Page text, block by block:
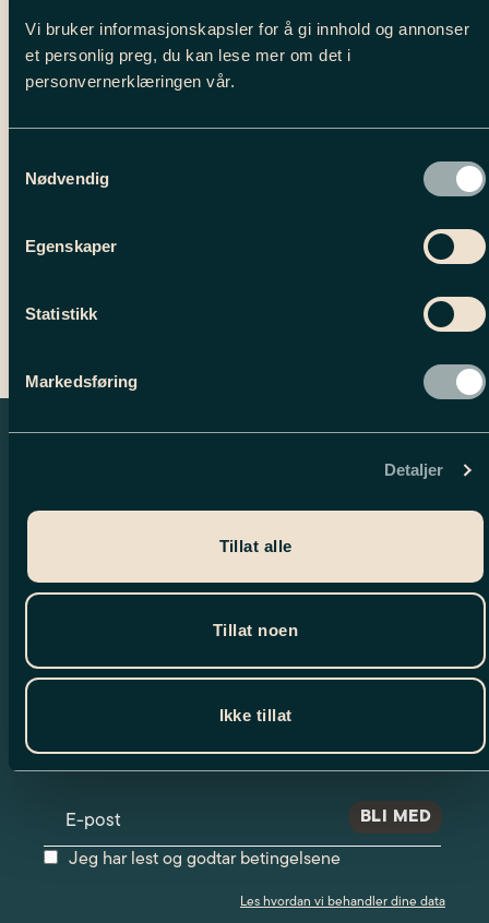
Vi bruker informasjonskapsler for å gi innhold og annonser
et personlig preg, du kan lese mer om det i
personvernerklæringen vår.
Nødvendig
Egenskaper
Statistikk
Markedsføring
Detaljer
Tillat alle
Tillat noen
Ikke tillat
BESKRIVELSE
Nyhetsbrev
spennende nyheter og eksklusive tilbud.
Jeg har lest og godtar betingelsene
Les hvordan vi behandler dine data